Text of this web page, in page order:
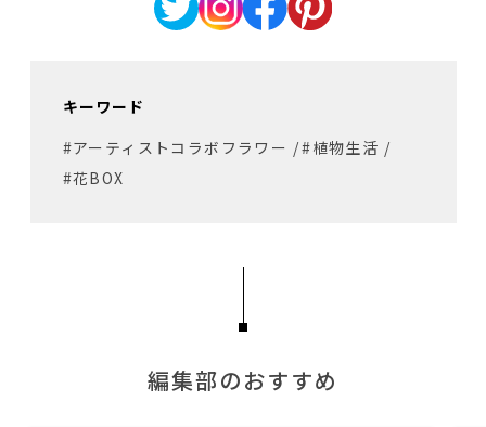
キーワード
#アーティストコラボフラワー /#植物生活 /
#花BOX
編集部のおすすめ